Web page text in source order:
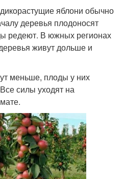
яблони обычно
деревья плодоносят
редеют. В южных регионах
живут дольше и
меньше, плоды у них
силы уходят на